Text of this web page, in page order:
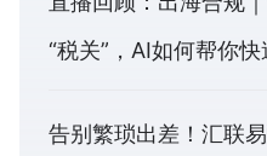
“税关”，AI如何帮你快
告别繁琐出差！汇联